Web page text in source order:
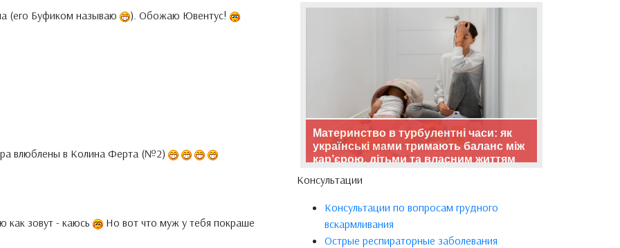
(его Буфиком называю ). Обожаю Ювентус!
влюблены в Колина Ферта (№2)
как зовут - каюсь Но вот что муж у тебя покраше
Материнство в турбулентні часи: як
українські мами тримають баланс між
кар’єрою, дітьми та власним життям
Консультации
Консультации по вопросам грудного
вскармливания
Острые респираторные заболевания